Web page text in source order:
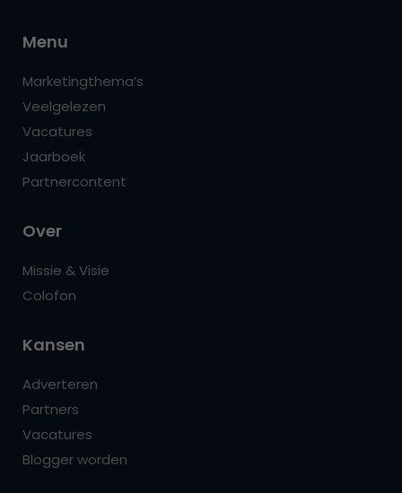
Menu
Marketingthema’s
Veelgelezen
Vacatures
Jaarboek
Partnercontent
Over
Missie & Visie
Colofon
Kansen
Adverteren
Partners
Vacatures
Blogger worden